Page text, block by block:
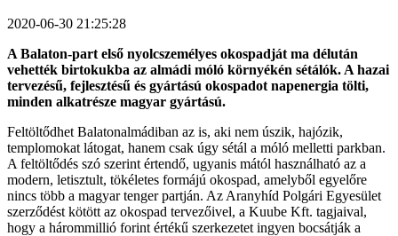
2020-06-30 21:25:28
A Balaton-part első nyolcszemélyes okospadját ma délután
vehették birtokukba az almádi móló környékén sétálók. A hazai
tervezésű, fejlesztésű és gyártású okospadot napenergia tölti,
minden alkatrésze magyar gyártású.
Feltöltődhet Balatonalmádiban az is, aki nem úszik, hajózik,
templomokat látogat, hanem csak úgy sétál a móló melletti parkban.
A feltöltődés szó szerint értendő, ugyanis mától használható az a
modern, letisztult, tökéletes formájú okospad, amelyből egyelőre
nincs több a magyar tenger partján. Az Aranyhíd Polgári Egyesület
szerződést kötött az okospad tervezőivel, a Kuube Kft. tagjaival,
hogy a hárommillió forint értékű szerkezetet ingyen bocsátják a